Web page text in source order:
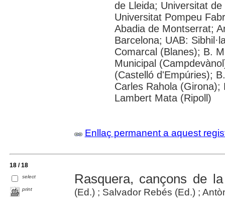
de Lleida; Universitat
Universitat Pompeu
Abadia de Montserrat;
Barcelona; UAB:
Comarcal (Blanes); B.
Municipal
(Castelló d'Empúries);
Carles Rahola
Lambert Mata (Ripoll)
Enllaç permanent a aquest
18 / 18
select
print
Rasquera, cançons de
(Ed.) ; Salvador Rebés (Ed.) ;